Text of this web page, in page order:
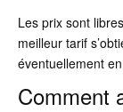
Les prix sont
meilleur tarif
éventuellement
Comment